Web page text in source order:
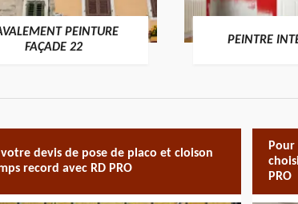
PEINTURE
FAÇADE 22
PEINTRE
devis de pose de placo et cloison
record avec RD PRO
PRO